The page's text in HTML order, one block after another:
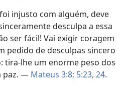
injusto com alguém, deve
desculpa a essa
ser fácil! Vai exigir coragem
pedido de desculpas sincero
tira-lhe um enorme peso dos
paz. — Mateus 3:8; 5:23, 24.